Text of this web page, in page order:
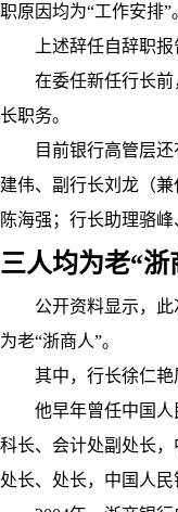
职原因均为“工作安排”
上述辞任自辞职
在委任新任行长
长职务。
目前银行高管层
建伟、副行长刘龙（
陈海强；行长助理骆
三人均为老“浙
公开资料显示，此
为老“浙商人”。
其中，行长徐仁艳
他早年曾任中国人
科长、会计处副处长
处长、处长，中国人民